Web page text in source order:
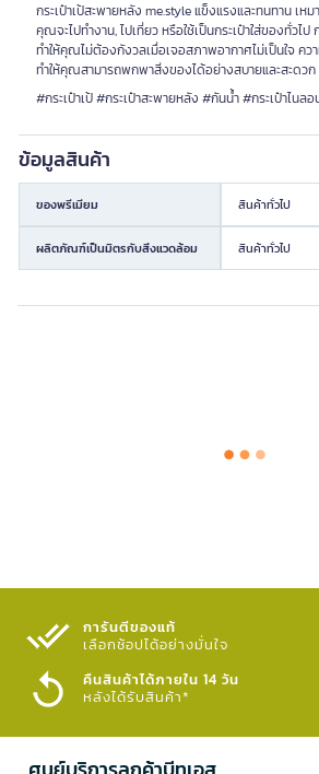
กระเป๋าเป้สะพายหลัง me.style แข็งแรงและทนทาน เหม
คุณจะไปทำงาน, ไปเที่ยว หรือใช้เป็นกระเป๋าใส่ของทั่วไ
ทำให้คุณไม่ต้องกังวลเมื่อเจอสภาพอากาศไม่เป็นใจ คว
ทำให้คุณสามารถพกพาสิ่งของได้อย่างสบายและสะดวก
#กระเป๋าเป้ #กระเป๋าสะพายหลัง #กันน้ำ #กระเป๋าไนล
ข้อมูลสินค้า
ของพรีเมียม สินค้าทั่วไป
ผลิตภัณฑ์เป็นมิตรกับสิ่งแวดล้อม สินค้าทั่วไป
การันตีของแท้
เลือกช้อปได้อย่างมั่นใจ​
คืนสินค้าได้ภายใน 14 วัน
หลังได้รับสินค้า*